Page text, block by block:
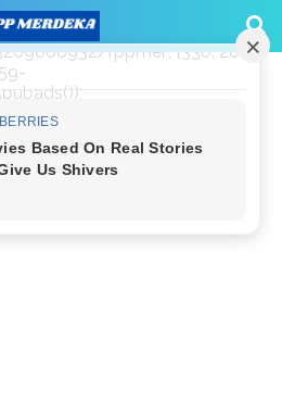
|| {cmd: []};
{
rppmer', [336, 280],
});